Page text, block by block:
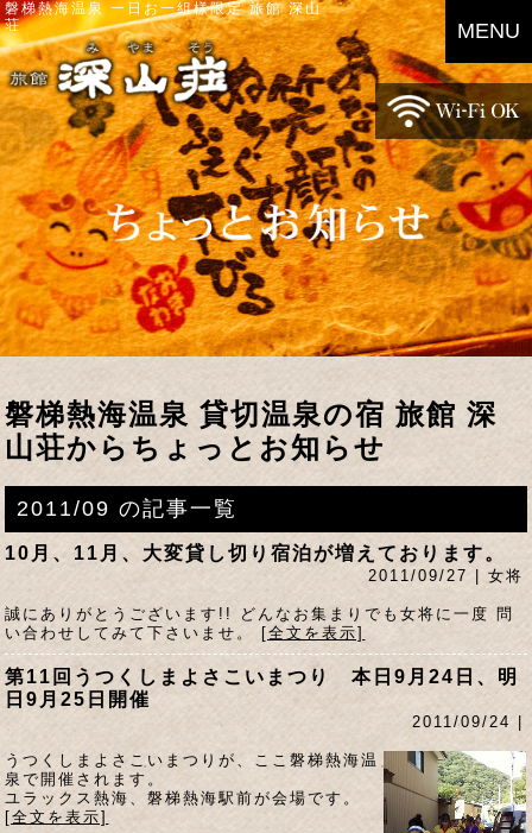
磐梯熱海温泉 一日お一組様限定 旅館 深山
荘
磐梯熱海温泉 貸切温泉の宿 旅館 深
山荘からちょっとお知らせ
2011/09 の記事一覧
10月、11月、大変貸し切り宿泊が増えております。
2011/09/27 | 女将
誠にありがとうございます!! どんなお集まりでも女将に一度 問
い合わせしてみて下さいませ。
[全文を表示]
第11回うつくしまよさこいまつり 本日9月24日、明
日9月25日開催
2011/09/24 |
うつくしまよさこいまつりが、ここ磐梯熱海温
泉で開催されます。
ユラックス熱海、磐梯熱海駅前が会場です。
[全文を表示]
MENU